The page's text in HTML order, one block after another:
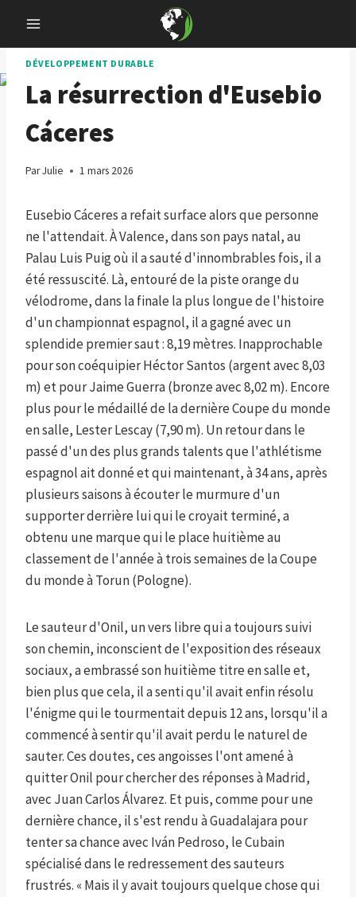
content
DÉVELOPPEMENT DURABLE
La résurrection d'Eusebio
Cáceres
ParJulie 1 mars 2026
Eusebio Cáceres a refait surface alors que personne
ne l'attendait. À Valence, dans son pays natal, au
Palau Luis Puig où il a sauté d'innombrables fois, il a
été ressuscité. Là, entouré de la piste orange du
vélodrome, dans la finale la plus longue de l'histoire
d'un championnat espagnol, il a gagné avec un
splendide premier saut : 8,19 mètres. Inapprochable
pour son coéquipier Héctor Santos (argent avec 8,03
m) et pour Jaime Guerra (bronze avec 8,02 m). Encore
plus pour le médaillé de la dernière Coupe du monde
en salle, Lester Lescay (7,90 m). Un retour dans le
passé d'un des plus grands talents que l'athlétisme
espagnol ait donné et qui maintenant, à 34 ans, après
plusieurs saisons à écouter le murmure d'un
supporter derrière lui qui le croyait terminé, a
obtenu une marque qui le place huitième au
classement de l'année à trois semaines de la Coupe
du monde à Torun (Pologne).
Le sauteur d'Onil, un vers libre qui a toujours suivi
son chemin, inconscient de l'exposition des réseaux
sociaux, a embrassé son huitième titre en salle et,
bien plus que cela, il a senti qu'il avait enfin résolu
l'énigme qui le tourmentait depuis 12 ans, lorsqu'il a
commencé à sentir qu'il avait perdu le naturel de
sauter. Ces doutes, ces angoisses l'ont amené à
quitter Onil pour chercher des réponses à Madrid,
avec Juan Carlos Álvarez. Et puis, comme pour une
dernière chance, il s'est rendu à Guadalajara pour
tenter sa chance avec Iván Pedroso, le Cubain
spécialisé dans le redressement des sauteurs
frustrés. « Mais il y avait toujours quelque chose qui